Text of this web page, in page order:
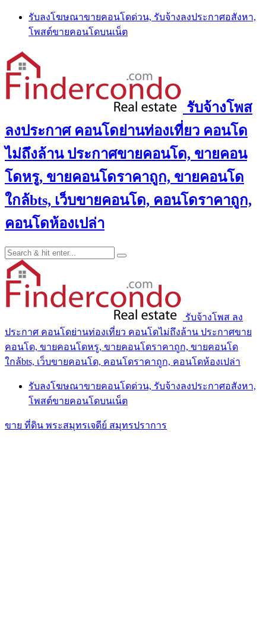
Skip
content
รับลงโฆษณาขายคอนโดด่วน, รับจ้างลงประกาศอสังหา,
โพสต์ขายคอนโดบนเน็ต
รับจ้างโพส
ลงประกาศ คอนโดย่านท่องเที่ยว คอนโด
ไม่ถึงล้าน ประกาศขายคอนโด, ขายคอน
โดหรู, ขายคอนโดราคาถูก, ขายคอนโด
ใกล้bts, เว็บขายคอนโด, คอนโดราคาถูก,
คอนโดห้องเปล่า
รับจ้างโพส ลง
ประกาศ คอนโดย่านท่องเที่ยว คอนโดไม่ถึงล้าน ประกาศขาย
คอนโด, ขายคอนโดหรู, ขายคอนโดราคาถูก, ขายคอนโด
ใกล้bts, เว็บขายคอนโด, คอนโดราคาถูก, คอนโดห้องเปล่า
รับลงโฆษณาขายคอนโดด่วน, รับจ้างลงประกาศอสังหา,
โพสต์ขายคอนโดบนเน็ต
ขาย ที่ดิน พระสมุทรเจดีย์ สมุทรปราการ